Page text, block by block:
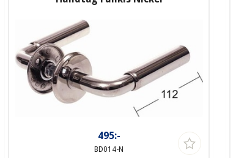
495:-
BD014-N